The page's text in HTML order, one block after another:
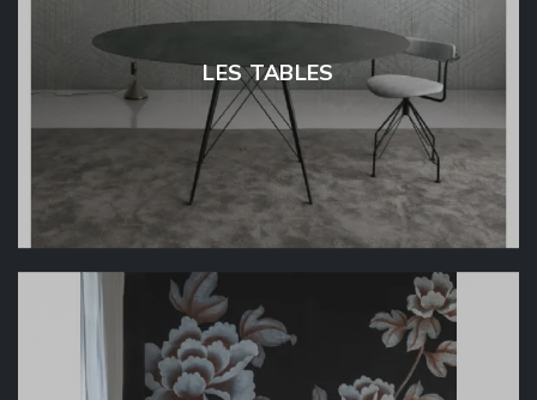
LES TABLES